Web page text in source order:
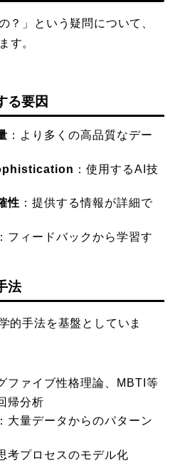
？」という疑問について、
す。
る要因
：より多くの高品質なデー
：使用するAI技
性 ：提供する情報が詳細で
：フィードバックから学習す
法
的手法を基盤としていま
ファイブ性格理論、MBTI等
帰分析
：大量データからのパターン
考プロセスのモデル化